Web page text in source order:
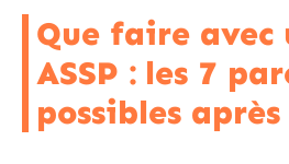
Que faire avec
ASSP : les 7
possibles